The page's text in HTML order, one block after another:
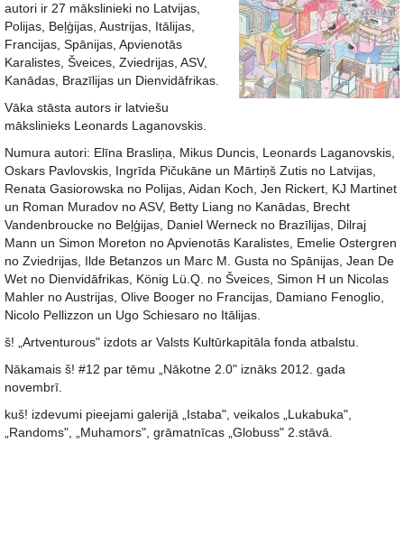
autori ir 27 mākslinieki no Latvijas,
Polijas, Beļģijas, Austrijas, Itālijas,
Francijas, Spānijas, Apvienotās
Karalistes, Šveices, Zviedrijas, ASV,
Kanādas, Brazīlijas un Dienvidāfrikas.
Vāka stāsta autors ir latviešu
mākslinieks Leonards Laganovskis.
Numura autori: Elīna Brasliņa, Mikus Duncis, Leonards Laganovskis,
Oskars Pavlovskis, Ingrīda Pičukāne un Mārtiņš Zutis no Latvijas,
Renata Gasiorowska no Polijas, Aidan Koch, Jen Rickert, KJ Martinet
un Roman Muradov no ASV, Betty Liang no Kanādas, Brecht
Vandenbroucke no Beļģijas, Daniel Werneck no Brazīlijas, Dilraj
Mann un Simon Moreton no Apvienotās Karalistes, Emelie Ostergren
no Zviedrijas, Ilde Betanzos un Marc M. Gusta no Spānijas, Jean De
Wet no Dienvidāfrikas, König Lü.Q. no Šveices, Simon H un Nicolas
Mahler no Austrijas, Olive Booger no Francijas, Damiano Fenoglio,
Nicolo Pellizzon un Ugo Schiesaro no Itālijas.
š! „Artventurous" izdots ar Valsts Kultūrkapitāla fonda atbalstu.
Nākamais š! #12 par tēmu „Nākotne 2.0" iznāks 2012. gada
novembrī.
kuš! izdevumi pieejami galerijā „Istaba", veikalos „Lukabuka",
„Randoms", „Muhamors", grāmatnīcas „Globuss" 2.stāvā.